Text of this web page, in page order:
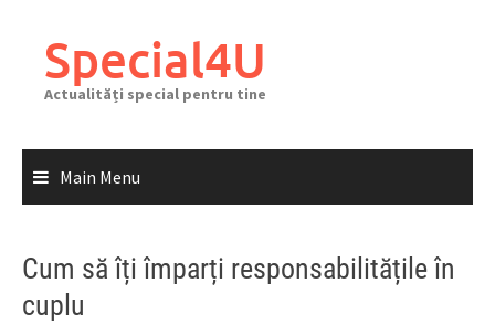
contentSpecial4U
Actualități special pentru tine
Main Menu
Cum să îți împarți responsabilitățile în
cuplu